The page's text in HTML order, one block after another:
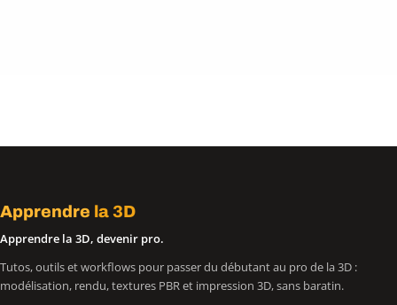
Apprendre la 3D
Apprendre la 3D, devenir pro.
Tutos, outils et workflows pour passer du débutant au pro de la 3D :
modélisation, rendu, textures PBR et impression 3D, sans baratin.